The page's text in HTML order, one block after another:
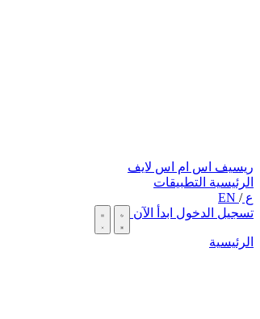
ريسيف اس ام اس لايف
الرئيسية التطبيقات
ع/
تسجيل الدخول ابدأ الآن
الرئيسية